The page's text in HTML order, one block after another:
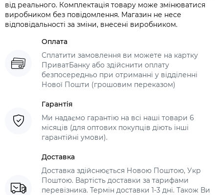
від реального. Комплектація товару може змінюватися
виробником без повідомлення. Магазин не несе
відповідальності за зміни, внесені виробником.
Оплата
Сплатити замовлення ви можете на картку
ПриватБанку або здійснити оплату
безпосередньо при отриманні у відділенні
Нової Пошти (грошовим переказом)
Гарантія
Ми надаємо гарантію на всі наші товари 6
місяців (для оптових покупців діють інші
гарантійні умови).
Доставка
Доставка здійснюється Новою Поштою, Укр
Поштою. Вартість доставки за тарифами
перевізника. Термін доставки 1-3 дні. Також Ви